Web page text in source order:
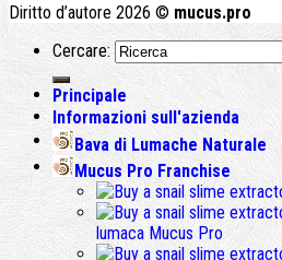
Diritto d’autore 2026 © mucus.pro
Cercare:
Principale
Informazioni sull'azienda
Bava di Lumache Naturale
Mucus Pro Franchise
lumaca Mucus Pro